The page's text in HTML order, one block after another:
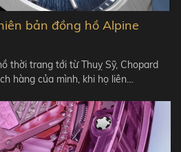
bản đồng hồ Alpine
thời trang tới từ Thuỵ Sỹ, Chopard
hàng của mình, khi họ liên…